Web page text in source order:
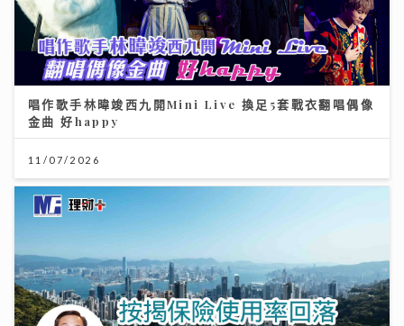
唱作歌手林暐竣西九開Mini Live 換足5套戰衣翻唱偶像
金曲 好happy
11/07/2026